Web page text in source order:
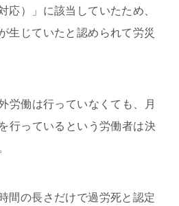
応）」に該当していたため、
生じていたと認められて労災
労働は行っていなくても、月
行っているという労働者は決
間の長さだけで過労死と認定